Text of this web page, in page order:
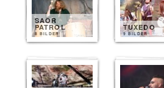
SAOR
PATROL
8 BILDER
TUXEDO
9 BILDER